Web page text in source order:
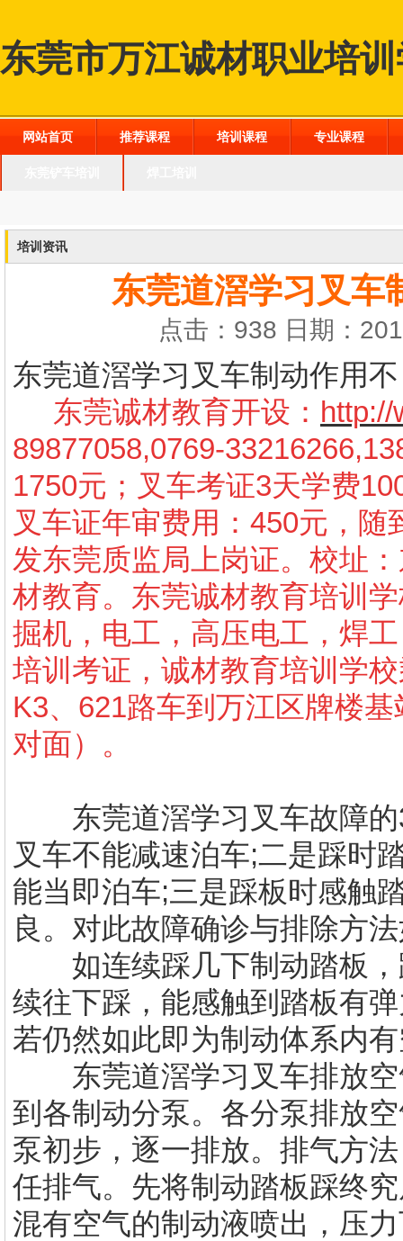
东莞市万江诚材职业培
网站首页 推荐课程 培训课程 专业课程
培训资讯
东莞道滘学习叉车
点击：938 日期：
东莞道滘学习叉车制动作用
东莞诚材教育开设： http://
89877058,0769-
1750元；叉车考证3天学费
叉车证年审费用：450元，
发东莞质监局上岗证。校址
材教育。东莞诚材教育培训
掘机，电工，高压电工，焊
培训考证，诚材教育培训学
K3、621路车到万江区牌楼
对面）。
东莞道滘学习叉车故障的
叉车不能减速泊车;二是踩时
能当即泊车;三是踩板时感触
良。对此故障确诊与排除方
如连续踩几下制动踏板，
续往下踩，能感触到踏板有
若仍然如此即为制动体系内
东莞道滘学习叉车排放
到各制动分泵。各分泵排放
泵初步，逐一排放。排气方
任排气。先将制动踏板踩终
混有空气的制动液喷出，压